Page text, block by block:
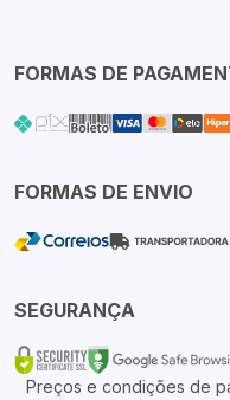
FORMAS DE
FORMAS DE ENVIO
SEGURANÇA
Preços e condições de